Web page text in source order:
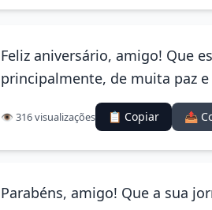
Feliz aniversário, amigo! Que
principalmente, de muita paz
👁️ 316 visualizações 📋 Copiar 📤
Parabéns, amigo! Que a sua